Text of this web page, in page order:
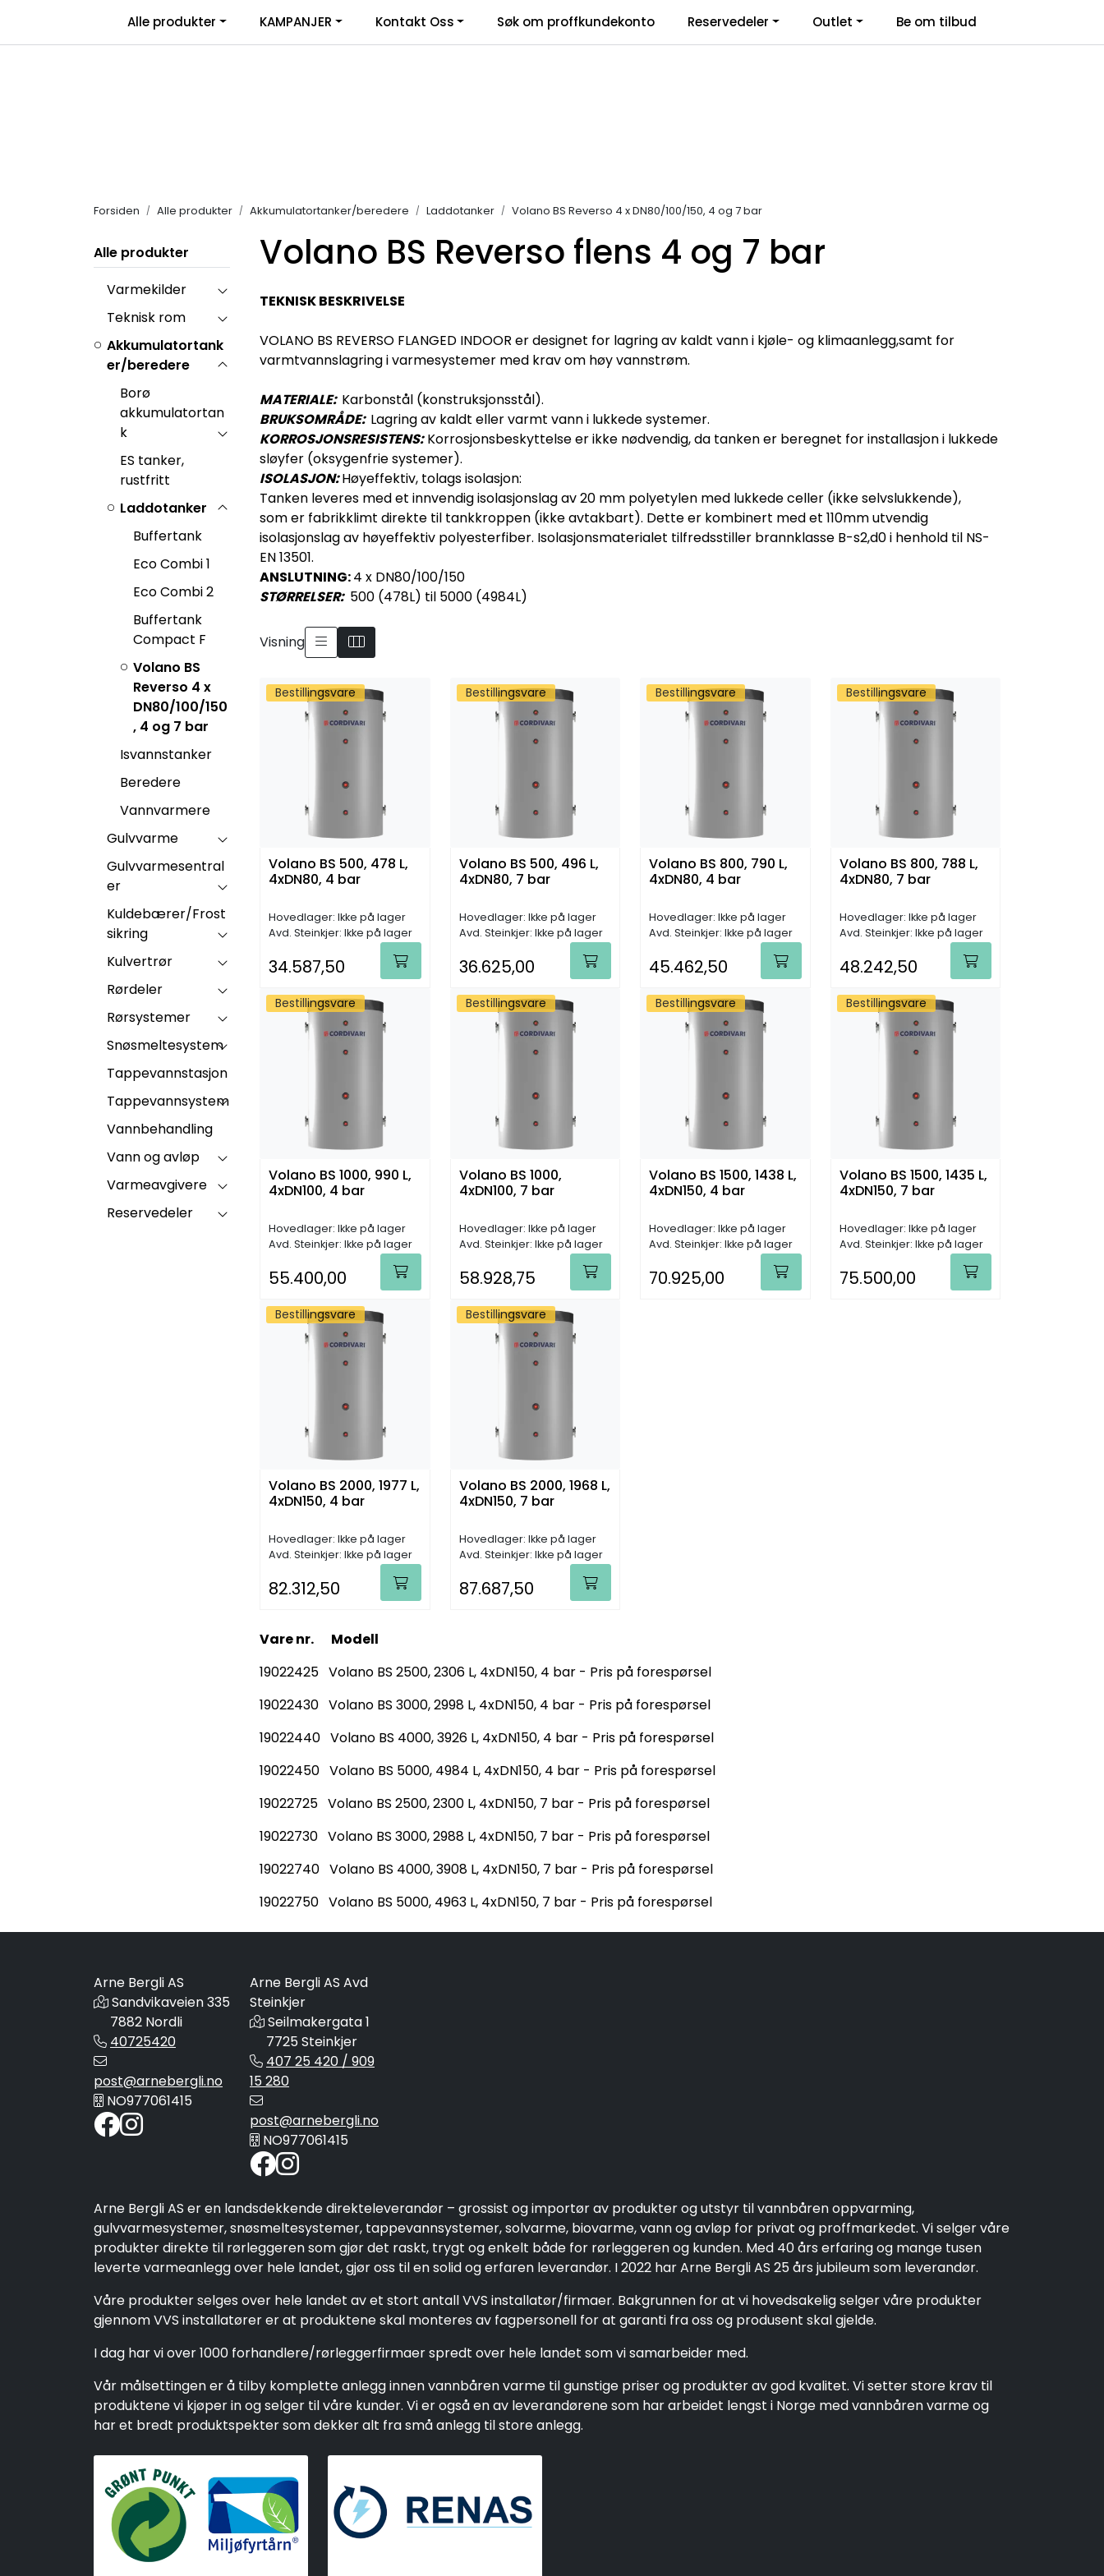
Salgsbetingelser | Retur/transportskade & reklamasjonsskjema Kontakt Oss Logg inn
Alle produkter KAMPANJER Kontakt Oss Søk om proffkundekonto Reservedeler Outlet Be om tilbud
Forsiden Alle produkter Akkumulatortanker/beredere Laddotanker Volano BS Reverso 4 x DN80/100/150, 4 og 7 bar
Alle produkter
Varmekilder
Teknisk rom
Akkumulatortank
er/beredere
Borø
akkumulatortan
k
ES tanker,
rustfritt
Laddotanker
Buffertank
Eco Combi 1
Eco Combi 2
Buffertank
Compact F
Volano BS
Reverso 4 x
DN80/100/150
, 4 og 7 bar
Isvannstanker
Beredere
Vannvarmere
Gulvvarme
Gulvvarmesentral
er
Kuldebærer/Frost
sikring
Kulvertrør
Rørdeler
Rørsystemer
Snøsmeltesystem
Tappevannstasjon
Tappevannsystem
Vannbehandling
Vann og avløp
Varmeavgivere
Reservedeler
Volano BS Reverso flens 4 og 7 bar
TEKNISK BESKRIVELSE
VOLANO BS REVERSO FLANGED INDOOR er designet for lagring av kaldt vann i kjøle- og klimaanlegg,samt for
varmtvannslagring i varmesystemer med krav om høy vannstrøm.
MATERIALE: Karbonstål (konstruksjonsstål).
BRUKSOMRÅDE: Lagring av kaldt eller varmt vann i lukkede systemer.
KORROSJONSRESISTENS: Korrosjonsbeskyttelse er ikke nødvendig, da tanken er beregnet for installasjon i lukkede
sløyfer (oksygenfrie systemer).
ISOLASJON:Høyeffektiv, tolags isolasjon:
Tanken leveres med et innvendig isolasjonslag av 20 mm polyetylen med lukkede celler (ikke selvslukkende),
som er fabrikklimt direkte til tankkroppen (ikke avtakbart). Dette er kombinert med et 110mm utvendig
isolasjonslag av høyeffektiv polyesterfiber. Isolasjonsmaterialet tilfredsstiller brannklasse B-s2,d0 i henhold til NS-
EN 13501.
ANSLUTNING:4 x DN80/100/150
STØRRELSER: 500 (478L) til 5000 (4984L)
Visning
Bestillingsvare
Volano BS 500, 478 L,
4xDN80, 4 bar
Hovedlager: Ikke på lager
Avd. Steinkjer: Ikke på lager
34.587,50
Bestillingsvare
Volano BS 500, 496 L,
4xDN80, 7 bar
Hovedlager: Ikke på lager
Avd. Steinkjer: Ikke på lager
36.625,00
Bestillingsvare
Volano BS 800, 790 L,
4xDN80, 4 bar
Hovedlager: Ikke på lager
Avd. Steinkjer: Ikke på lager
45.462,50
Bestillingsvare
Volano BS 800, 788 L,
4xDN80, 7 bar
Hovedlager: Ikke på lager
Avd. Steinkjer: Ikke på lager
48.242,50
Bestillingsvare
Volano BS 1000, 990 L,
4xDN100, 4 bar
Hovedlager: Ikke på lager
Avd. Steinkjer: Ikke på lager
55.400,00
Bestillingsvare
Volano BS 1000,
4xDN100, 7 bar
Hovedlager: Ikke på lager
Avd. Steinkjer: Ikke på lager
58.928,75
Bestillingsvare
Volano BS 1500, 1438 L,
4xDN150, 4 bar
Hovedlager: Ikke på lager
Avd. Steinkjer: Ikke på lager
70.925,00
Bestillingsvare
Volano BS 1500, 1435 L,
4xDN150, 7 bar
Hovedlager: Ikke på lager
Avd. Steinkjer: Ikke på lager
75.500,00
Bestillingsvare
Volano BS 2000, 1977 L,
4xDN150, 4 bar
Hovedlager: Ikke på lager
Avd. Steinkjer: Ikke på lager
82.312,50
Bestillingsvare
Volano BS 2000, 1968 L,
4xDN150, 7 bar
Hovedlager: Ikke på lager
Avd. Steinkjer: Ikke på lager
87.687,50
Vare nr. Modell
19022425 Volano BS 2500, 2306 L, 4xDN150, 4 bar - Pris på forespørsel
19022430 Volano BS 3000, 2998 L, 4xDN150, 4 bar - Pris på forespørsel
19022440 Volano BS 4000, 3926 L, 4xDN150, 4 bar - Pris på forespørsel
19022450 Volano BS 5000, 4984 L, 4xDN150, 4 bar - Pris på forespørsel
19022725 Volano BS 2500, 2300 L, 4xDN150, 7 bar - Pris på forespørsel
19022730 Volano BS 3000, 2988 L, 4xDN150, 7 bar - Pris på forespørsel
19022740 Volano BS 4000, 3908 L, 4xDN150, 7 bar - Pris på forespørsel
19022750 Volano BS 5000, 4963 L, 4xDN150, 7 bar - Pris på forespørsel
Arne Bergli AS
Sandvikaveien 335
7882 Nordli
40725420
post@arnebergli.no
NO977061415
Arne Bergli AS Avd
Steinkjer
Seilmakergata 1
7725 Steinkjer
407 25 420 / 909
15 280
post@arnebergli.no
NO977061415
Arne Bergli AS er en landsdekkende direkteleverandør – grossist og importør av produkter og utstyr til vannbåren oppvarming,
gulvvarmesystemer, snøsmeltesystemer, tappevannsystemer, solvarme, biovarme, vann og avløp for privat og proffmarkedet. Vi selger våre
produkter direkte til rørleggeren som gjør det raskt, trygt og enkelt både for rørleggeren og kunden. Med 40 års erfaring og mange tusen
leverte varmeanlegg over hele landet, gjør oss til en solid og erfaren leverandør. I 2022 har Arne Bergli AS 25 års jubileum som leverandør.
Våre produkter selges over hele landet av et stort antall VVS installatør/firmaer. Bakgrunnen for at vi hovedsakelig selger våre produkter
gjennom VVS installatører er at produktene skal monteres av fagpersonell for at garanti fra oss og produsent skal gjelde.
I dag har vi over 1000 forhandlere/rørleggerfirmaer spredt over hele landet som vi samarbeider med.
Vår målsettingen er å tilby komplette anlegg innen vannbåren varme til gunstige priser og produkter av god kvalitet. Vi setter store krav til
produktene vi kjøper in og selger til våre kunder. Vi er også en av leverandørene som har arbeidet lengst i Norge med vannbåren varme og
har et bredt produktspekter som dekker alt fra små anlegg til store anlegg.